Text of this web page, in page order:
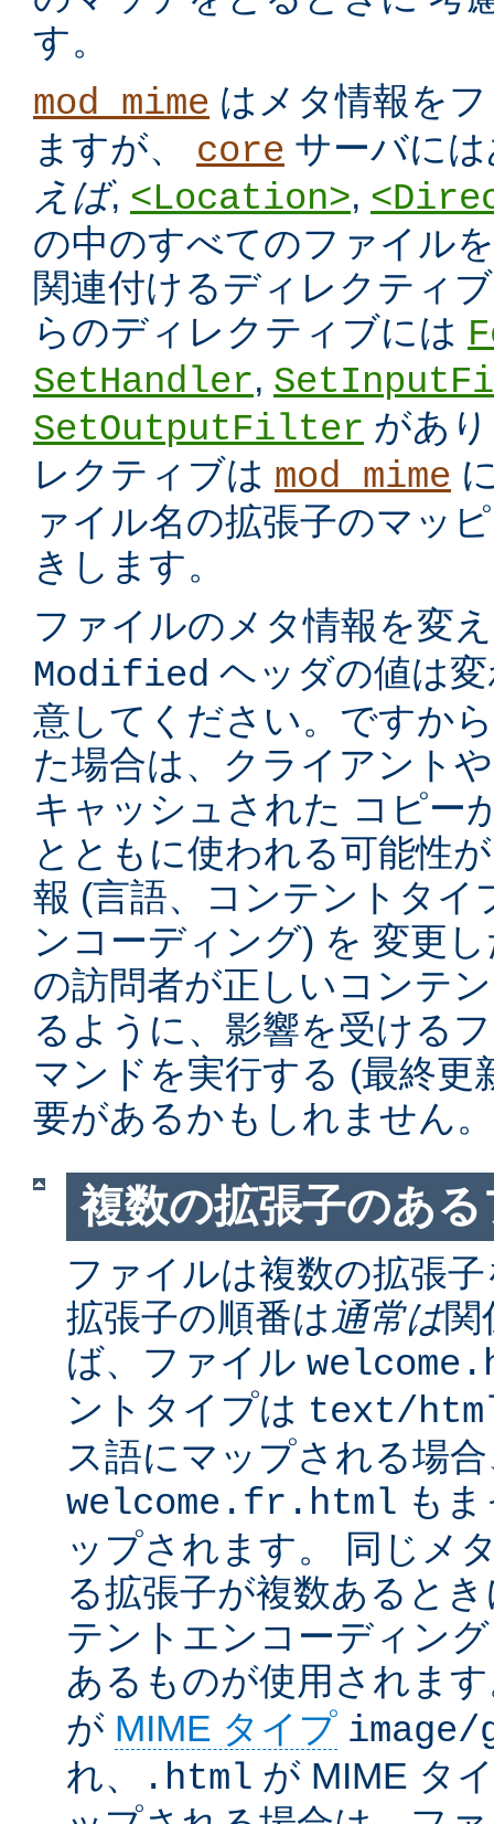
す。
mod_mime はメタ情報を
ますが、 core サーバに
えば, <Location>,
の中のすべてのファイル
関連付けるディレクティ
らのディレクティブには
SetHandler,
SetOutputFilter があ
レクティブは mod_mime
ァイル名の拡張子のマッ
きします。
ファイルのメタ情報を変
Modified ヘッダの値は
意してください。ですか
た場合は、クライアント
キャッシュされた コピー
とともに使われる可能性
報 (言語、コンテントタイ
ンコーディング) を 変更
の訪問者が正しいコンテ
るように、影響を受ける
マンドを実行する (最終更
要があるかもしれません。
複数の拡張子のあ
ファイルは複数の拡張
拡張子の順番は 通常は関
ば、ファイル
ントタイプは text/
ス語にマップされる場
welcome.fr.html も
ップされます。 同じメ
る拡張子が複数あると
テントエンコーディン
あるものが使用されま
が MIME タイプ
れ、
.html が MIME タ